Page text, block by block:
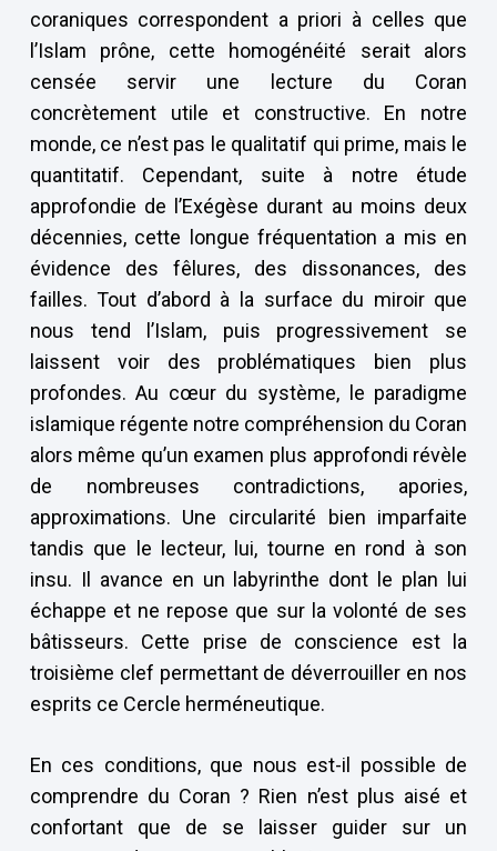
coraniques correspondent a priori à celles que
l’Islam prône, cette homogénéité serait alors
censée servir une lecture du Coran
concrètement utile et constructive. En notre
monde, ce n’est pas le qualitatif qui prime, mais le
quantitatif. Cependant, suite à notre étude
approfondie de l’Exégèse durant au moins deux
décennies, cette longue fréquentation a mis en
évidence des fêlures, des dissonances, des
failles. Tout d’abord à la surface du miroir que
nous tend l’Islam, puis progressivement se
laissent voir des problématiques bien plus
profondes. Au cœur du système, le paradigme
islamique régente notre compréhension du Coran
alors même qu’un examen plus approfondi révèle
de nombreuses contradictions, apories,
approximations. Une circularité bien imparfaite
tandis que le lecteur, lui, tourne en rond à son
insu. Il avance en un labyrinthe dont le plan lui
échappe et ne repose que sur la volonté de ses
bâtisseurs. Cette prise de conscience est la
troisième clef permettant de déverrouiller en nos
esprits ce Cercle herméneutique.
En ces conditions, que nous est-il possible de
comprendre du Coran ? Rien n’est plus aisé et
confortant que de se laisser guider sur un